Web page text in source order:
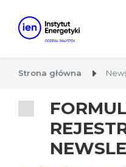
Strona główna